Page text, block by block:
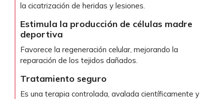
la cicatrización de heridas y lesiones.
Estimula la producción de células madre
deportiva
Favorece la regeneración celular, mejorando la
reparación de los tejidos dañados.
Tratamiento seguro
Es una terapia controlada, avalada científicamente y